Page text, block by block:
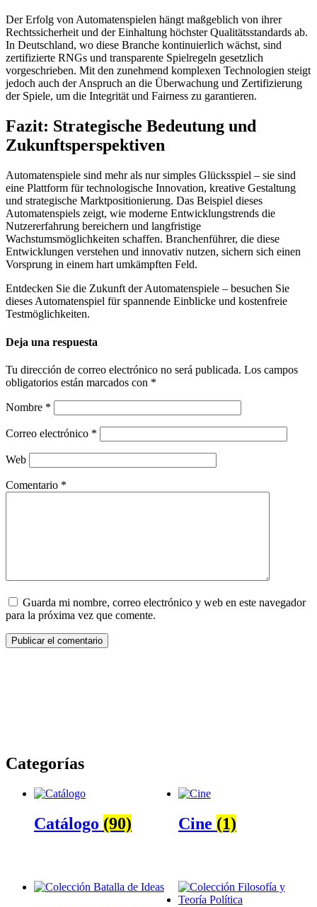
Der Erfolg von Automatenspielen hängt maßgeblich von ihrer
Rechtssicherheit und der Einhaltung höchster Qualitätsstandards ab.
In Deutschland, wo diese Branche kontinuierlich wächst, sind
zertifizierte RNGs und transparente Spielregeln gesetzlich
vorgeschrieben. Mit den zunehmend komplexen Technologien steigt
jedoch auch der Anspruch an die Überwachung und Zertifizierung
der Spiele, um die Integrität und Fairness zu garantieren.
Fazit: Strategische Bedeutung und
Zukunftsperspektiven
Automatenspiele sind mehr als nur simples Glücksspiel – sie sind
eine Plattform für technologische Innovation, kreative Gestaltung
und strategische Marktpositionierung. Das Beispiel dieses
Automatenspiels zeigt, wie moderne Entwicklungstrends die
Nutzererfahrung bereichern und langfristige
Wachstumsmöglichkeiten schaffen. Branchenführer, die diese
Entwicklungen verstehen und innovativ nutzen, sichern sich einen
Vorsprung in einem hart umkämpften Feld.
Entdecken Sie die Zukunft der Automatenspiele – besuchen Sie
dieses Automatenspiel für spannende Einblicke und kostenfreie
Testmöglichkeiten.
Deja una respuesta
Tu dirección de correo electrónico no será publicada. Los campos
obligatorios están marcados con *
Nombre *
Correo electrónico *
Web
Comentario *
Guarda mi nombre, correo electrónico y web en este navegador
para la próxima vez que comente.
Categorías
Catálogo (90) Cine (1)